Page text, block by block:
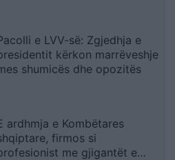
e LVV-së: Zgjedhja e
kërkon marrëveshje
shumicës dhe opozitës
ardhmja e Kombëtares
firmos si
me gjigantët e